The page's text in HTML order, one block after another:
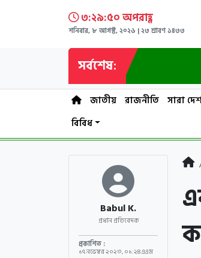
৩:২৯:৫১ অপরাহ্ণ
শনিবার, ৮ আগস্ট, ২০২৬ | ২৩ শ্রাবণ ১৪৩৩
সর্বশেষ:
জাতীয় রাজনীতি সারা
বিবিধ
Babul K.
প্রধান প্রতিবেদক
প্রকাশিত :
১৭ নভেম্বর ২০২৩,০১:২৪ এএম